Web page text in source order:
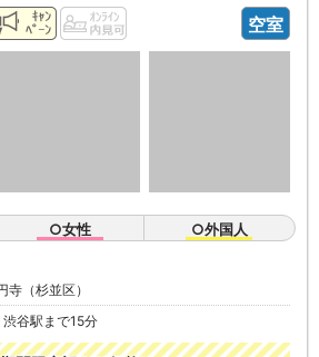
空室
○女性 ○外国人
（杉並区）
渋谷駅まで15分